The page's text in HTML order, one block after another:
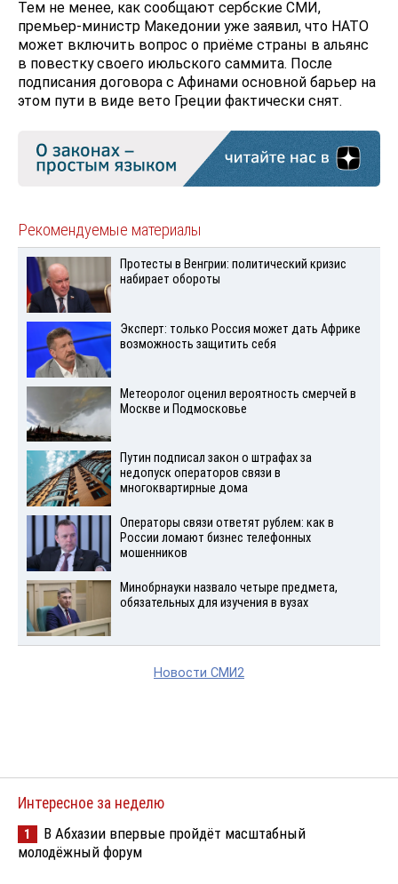
Тем не менее, как сообщают сербские СМИ,
премьер-министр Македонии уже заявил, что НАТО
может включить вопрос о приёме страны в альянс
в повестку своего июльского саммита. После
подписания договора с Афинами основной барьер на
этом пути в виде вето Греции фактически снят.
Рекомендуемые материалы
Протесты в Венгрии: политический кризис
набирает обороты
Эксперт: только Россия может дать Африке
возможность защитить себя
Метеоролог оценил вероятность смерчей в
Москве и Подмосковье
Путин подписал закон о штрафах за
недопуск операторов связи в
многоквартирные дома
Операторы связи ответят рублем: как в
России ломают бизнес телефонных
мошенников
Минобрнауки назвало четыре предмета,
обязательных для изучения в вузах
Новости СМИ2
Интересное за неделю
1
В Абхазии впервые пройдёт масштабный
молодёжный форум